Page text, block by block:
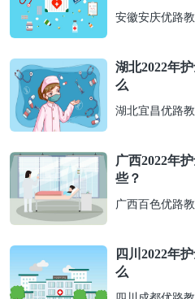
安徽安庆优路
湖北2022年
么
湖北宜昌优路
广西2022年
些？
广西百色优路
四川2022年
么